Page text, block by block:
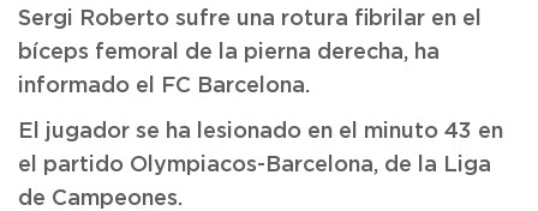
Sergi Roberto sufre una rotura fibrilar en el
bíceps femoral de la pierna derecha, ha
informado el FC Barcelona.
El jugador se ha lesionado en el minuto 43 en
el partido Olympiacos-Barcelona, de la Liga
de Campeones.